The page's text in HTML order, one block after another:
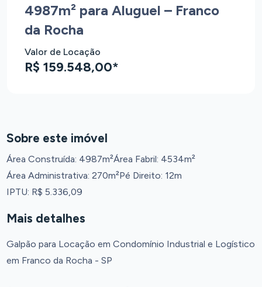
4987m² para Aluguel – Franco
da Rocha
Valor de Locação
R$ 159.548,00*
Sobre este imóvel
Área Construída: 4987m²Área Fabril: 4534m²
Área Administrativa: 270m²Pé Direito: 12m
IPTU: R$ 5.336,09
Mais detalhes
Galpão para Locação em Condomínio Industrial e Logístico
em Franco da Rocha - SP